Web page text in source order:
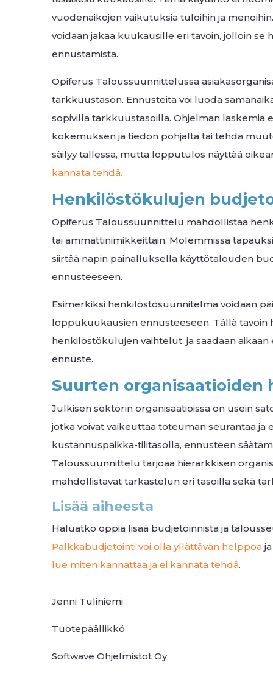
vuodenaikojen vaikutuksia tuloihin ja
voidaan jakaa kuukausille eri tavoin, jolloin
ennustamista.
Opiferus Taloussuunnittelussa
tarkkuustason. Ennusteita voi luoda
sopivilla tarkkuustasoilla. Ohjelman laskemia
kokemuksen ja tiedon pohjalta tai tehdä
säilyy tallessa, mutta lopputulos näyttää
kannata tehdä.
Henkilöstökulujen
Opiferus Taloussuunnittelu mahdollistaa
tai ammattinimikkeittäin. Molemmissa
siirtää napin painalluksella käyttötalouden
ennusteeseen.
Esimerkiksi henkilöstösuunnitelma voidaan
loppukuukausien ennusteeseen. Tällä
henkilöstökulujen vaihtelut, ja saadaan
ennuste.
Suurten organisaatioiden
Julkisen sektorin organisaatioissa on usein
jotka voivat vaikeuttaa toteuman seurantaa ja
kustannuspaikka-tilitasolla, ennusteen
Taloussuunnittelu tarjoaa hierarkkisen
mahdollistavat tarkastelun eri tasoilla sekä
Lisää aiheesta
Haluatko oppia lisää budjetoinnista ja
Palkkabudjetointi voi olla yllättävän helppoa
lue miten kannattaa ja ei kannata tehdä.
Jenni Tuliniemi
Tuotepäällikkö
Softwave Ohjelmistot Oy